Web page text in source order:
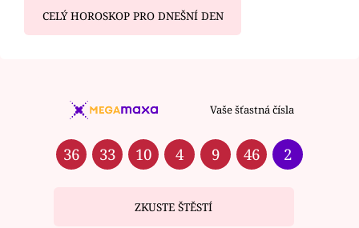
CELÝ HOROSKOP PRO DNEŠNÍ DEN
Vaše šťastná čísla
36 33 10 4 9 46 2
ZKUSTE ŠTĚSTÍ